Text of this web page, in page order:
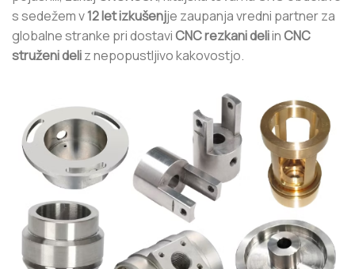
s sedežem v12 let izkušenjje zaupanja vredni partner za
globalne stranke pri dostaviCNC rezkani deliinCNC
struženi deliz nepopustljivo kakovostjo.